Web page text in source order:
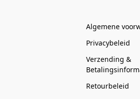
Algemene
Privacybeleid
Verzending &
Retourbeleid